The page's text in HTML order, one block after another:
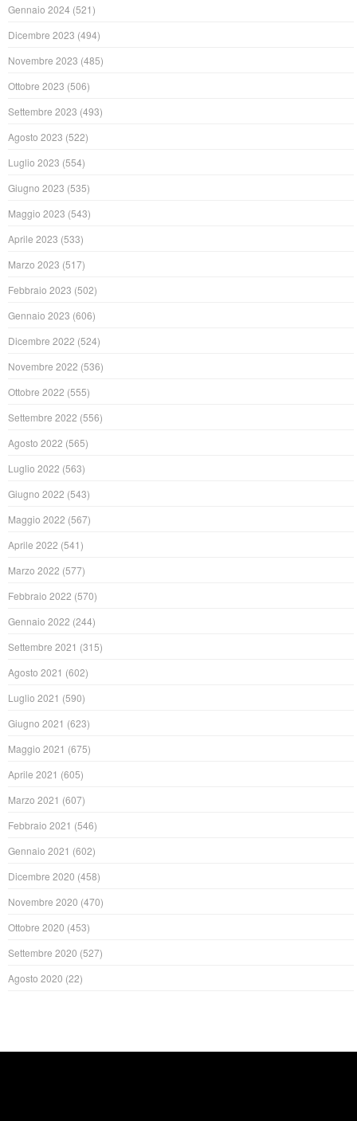
Gennaio 2024 (521)
Dicembre 2023 (494)
Novembre 2023 (485)
Ottobre 2023 (506)
Settembre 2023 (493)
Agosto 2023 (522)
Luglio 2023 (554)
Giugno 2023 (535)
Maggio 2023 (543)
Aprile 2023 (533)
Marzo 2023 (517)
Febbraio 2023 (502)
Gennaio 2023 (606)
Dicembre 2022 (524)
Novembre 2022 (536)
Ottobre 2022 (555)
Settembre 2022 (556)
Agosto 2022 (565)
Luglio 2022 (563)
Giugno 2022 (543)
Maggio 2022 (567)
Aprile 2022 (541)
Marzo 2022 (577)
Febbraio 2022 (570)
Gennaio 2022 (244)
Settembre 2021 (315)
Agosto 2021 (602)
Luglio 2021 (590)
Giugno 2021 (623)
Maggio 2021 (675)
Aprile 2021 (605)
Marzo 2021 (607)
Febbraio 2021 (546)
Gennaio 2021 (602)
Dicembre 2020 (458)
Novembre 2020 (470)
Ottobre 2020 (453)
Settembre 2020 (527)
Agosto 2020 (22)